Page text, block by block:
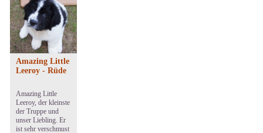
Amazing Little
Leeroy - Rüde
Amazing Little
Leeroy, der kleinste
der Truppe und
unser Liebling. Er
ist sehr verschmust